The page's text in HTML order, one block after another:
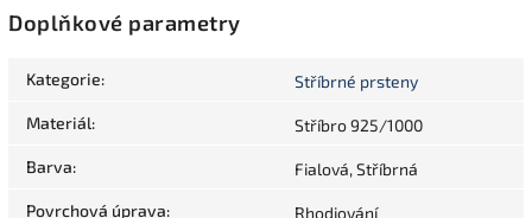
Doplňkové parametry
Kategorie: Stříbrné prsteny
Materiál: Stříbro 925/1000
Barva: Fialová, Stříbrná
Povrchová úprava: Rhodiování